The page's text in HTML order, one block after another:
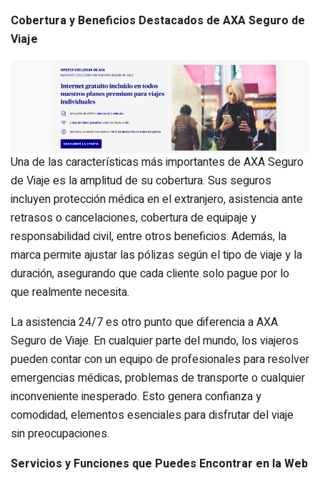
Cobertura y Beneficios Destacados de AXA Seguro de
Viaje
Una de las características más importantes de AXA Seguro
de Viaje es la amplitud de su cobertura. Sus seguros
incluyen protección médica en el extranjero, asistencia ante
retrasos o cancelaciones, cobertura de equipaje y
responsabilidad civil, entre otros beneficios. Además, la
marca permite ajustar las pólizas según el tipo de viaje y la
duración, asegurando que cada cliente solo pague por lo
que realmente necesita.
La asistencia 24/7 es otro punto que diferencia a AXA
Seguro de Viaje. En cualquier parte del mundo, los viajeros
pueden contar con un equipo de profesionales para resolver
emergencias médicas, problemas de transporte o cualquier
inconveniente inesperado. Esto genera confianza y
comodidad, elementos esenciales para disfrutar del viaje
sin preocupaciones.
Servicios y Funciones que Puedes Encontrar en la Web